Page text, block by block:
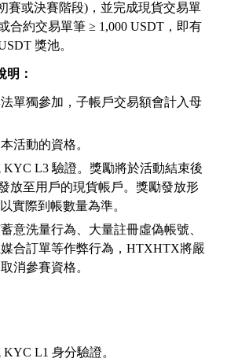
賽或決賽階段)，並完成現貨交易單
合約交易單筆 ≥ 1,000 USDT，即有
獎池。
明：
單獨參加，子帳戶交易額會計入母
活動的資格。
KYC L3 驗證。獎勵將於活動結束後
放至用戶的現貨帳戶。獎勵發放形
實際到帳數量為準。
意洗量行為、大量註冊虛偽帳號、
合訂單等作弊行為，HTXHTX將嚴
消參賽資格。
KYC L1 身分驗證。